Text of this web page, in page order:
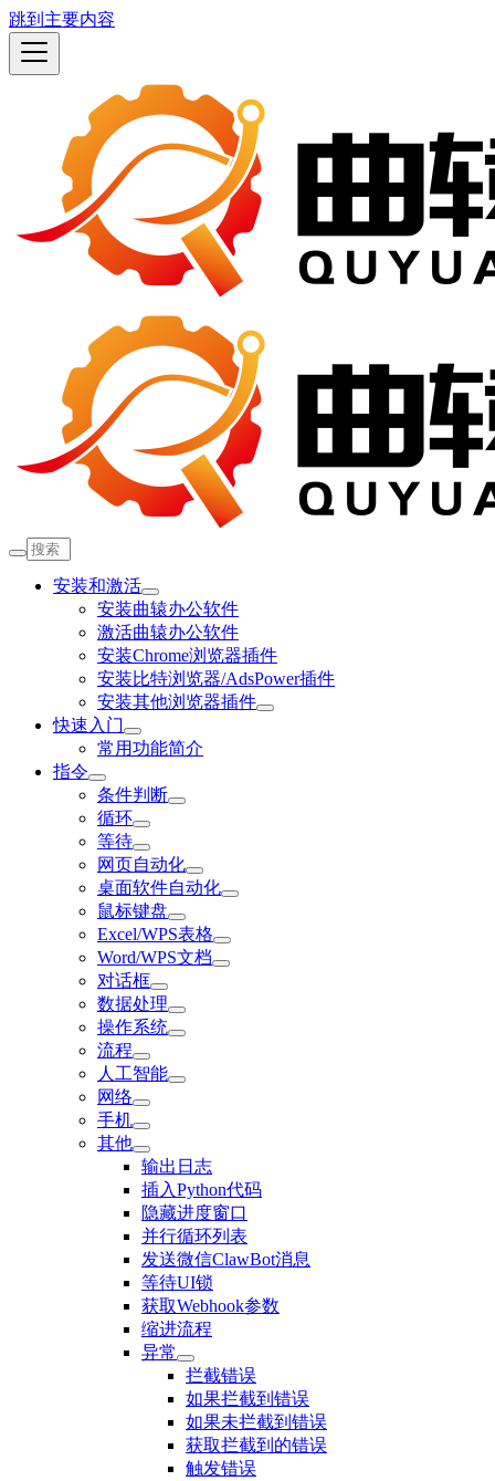
跳到主要内容
安装和激活
安装曲辕办公软件
激活曲辕办公软件
安装Chrome浏览器插件
安装比特浏览器/AdsPower插件
安装其他浏览器插件
快速入门
常用功能简介
指令
条件判断
循环
等待
网页自动化
桌面软件自动化
鼠标键盘
Excel/WPS表格
Word/WPS文档
对话框
数据处理
操作系统
流程
人工智能
网络
手机
其他
输出日志
插入Python代码
隐藏进度窗口
并行循环列表
发送微信ClawBot消息
等待UI锁
获取Webhook参数
缩进流程
异常
拦截错误
如果拦截到错误
如果未拦截到错误
获取拦截到的错误
触发错误